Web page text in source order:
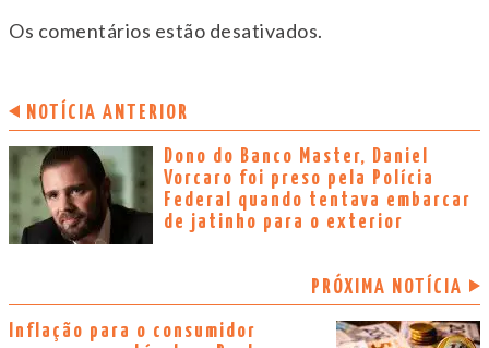
Os comentários estão desativados.
NOTÍCIA ANTERIOR
Dono do Banco Master, Daniel
Vorcaro foi preso pela Polícia
Federal quando tentava embarcar
de jatinho para o exterior
PRÓXIMA NOTÍCIA
Inflação para o consumidor